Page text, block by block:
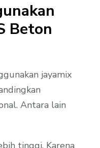
Beton
jayamix
Antara lain
tinggi. Karena